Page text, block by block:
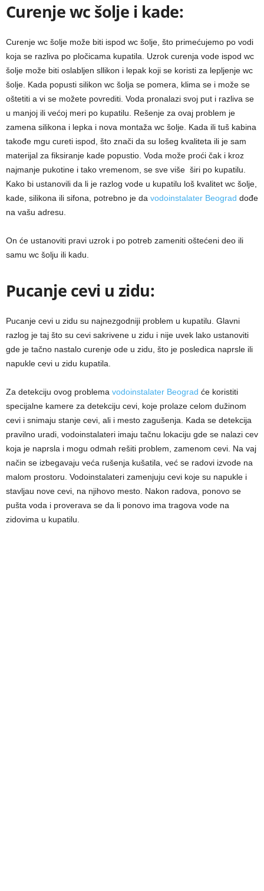
Curenje wc šolje i kade:
Curenje wc šolje može biti ispod wc šolje, što primećujemo po vodi
koja se razliva po pločicama kupatila. Uzrok curenja vode ispod wc
šolje može biti oslabljen sllikon i lepak koji se koristi za lepljenje wc
šolje. Kada popusti silikon wc šolja se pomera, klima se i može se
oštetiti a vi se možete povrediti. Voda pronalazi svoj put i razliva se
u manjoj ili većoj meri po kupatilu. Rešenje za ovaj problem je
zamena silikona i lepka i nova montaža wc šolje. Kada ili tuš kabina
takođe mgu cureti ispod, što znači da su lošeg kvaliteta ili je sam
materijal za fiksiranje kade popustio. Voda može proći čak i kroz
najmanje pukotine i tako vremenom, se sve više širi po kupatilu.
Kako bi ustanovili da li je razlog vode u kupatilu loš kvalitet wc šolje,
kade, silikona ili sifona, potrebno je da vodoinstalater Beograd dođe
na vašu adresu.
On će ustanoviti pravi uzrok i po potreb zameniti oštećeni deo ili
samu wc šolju ili kadu.
Pucanje cevi u zidu:
Pucanje cevi u zidu su najnezgodniji problem u kupatilu. Glavni
razlog je taj što su cevi sakrivene u zidu i nije uvek lako ustanoviti
gde je tačno nastalo curenje ode u zidu, što je posledica naprsle ili
napukle cevi u zidu kupatila.
Za detekciju ovog problema vodoinstalater Beograd će koristiti
specijalne kamere za detekciju cevi, koje prolaze celom dužinom
cevi i snimaju stanje cevi, ali i mesto zagušenja. Kada se detekcija
pravilno uradi, vodoinstalateri imaju tačnu lokaciju gde se nalazi cev
koja je naprsla i mogu odmah rešiti problem, zamenom cevi. Na vaj
način se izbegavaju veća rušenja kušatila, već se radovi izvode na
malom prostoru. Vodoinstalateri zamenjuju cevi koje su napukle i
stavljau nove cevi, na njihovo mesto. Nakon radova, ponovo se
pušta voda i proverava se da li ponovo ima tragova vode na
zidovima u kupatilu.